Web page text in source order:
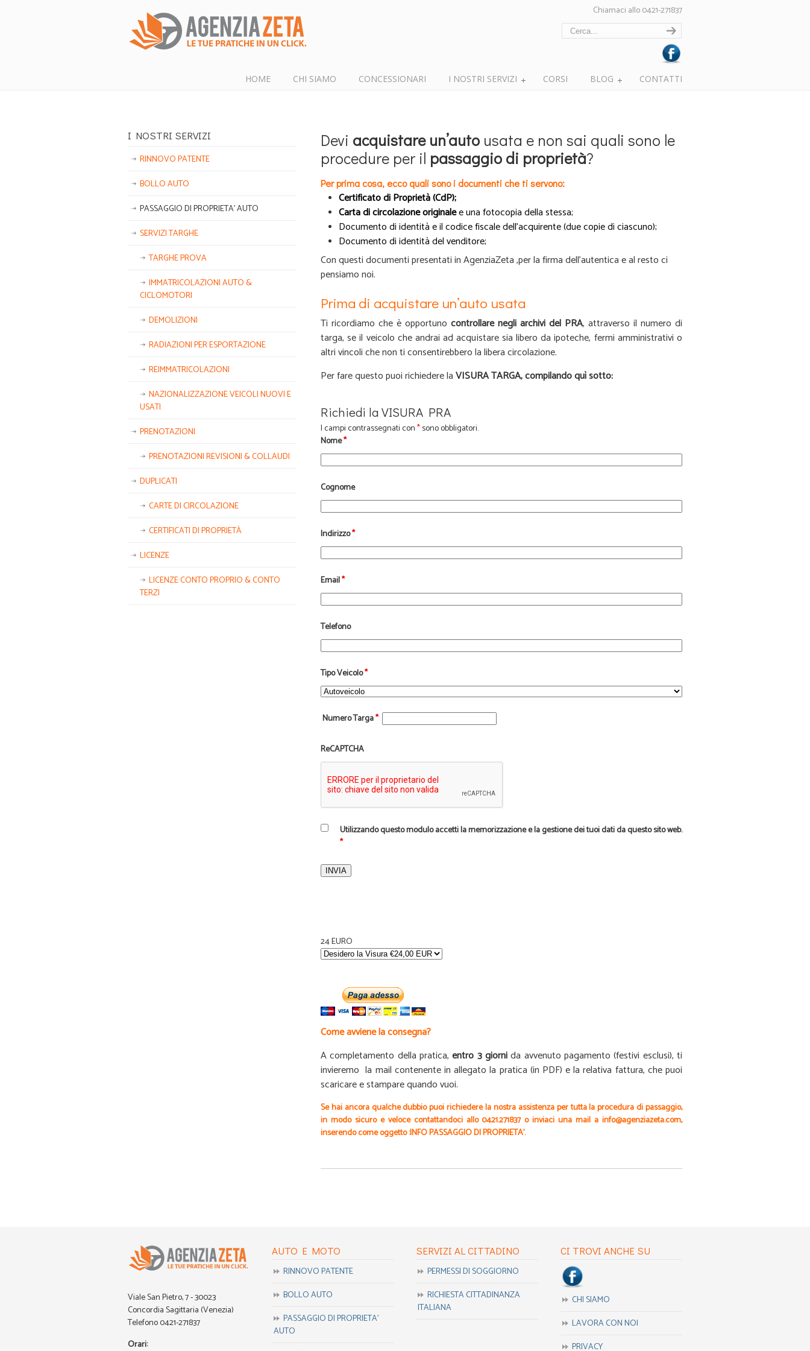
Chiamaci allo 0421-271837
HOME CHI SIAMO CONCESSIONARI I NOSTRI SERVIZI CORSI BLOG CONTATTI
Devi acquistare un’auto usata e non sai quali sono le
procedure per il passaggio di proprietà?
Per prima cosa, ecco quali sono i documenti che ti servono:
Certificato di Proprietà (CdP);
Carta di circolazione originalee una fotocopia della stessa;
Documento di identità e il codice fiscale dell’acquirente (due copie di ciascuno);
Documento di identità del venditore;
Con questi documenti presentati in AgenziaZeta ,per la firma dell’autentica e al resto ci
pensiamo noi.
Prima di acquistare un’auto usata
Ti ricordiamo che è opportuno controllare negli archivi del PRA, attraverso il numero di
targa, se il veicolo che andrai ad acquistare sia libero da ipoteche, fermi amministrativi o
altri vincoli che non ti consentirebbero la libera circolazione.
Per fare questo puoi richiedere laVISURA TARGA, compilando quì sotto:
Richiedi la VISURA PRA
I campi contrassegnati con*sono obbligatori.
Nome*
Cognome
Indirizzo*
Email*
Telefono
Tipo Veicolo*
Numero Targa*
ReCAPTCHA
Utilizzando questo modulo accetti la memorizzazione e la gestione dei tuoi dati da questo sito web.
*
24 EURO
Come avviene la consegna?
A completamento della pratica, entro 3 giornida avvenuto pagamento (festivi esclusi), ti
invieremo la mail contenente in allegato la pratica (in PDF) e la relativa fattura, che puoi
scaricare e stampare quando vuoi.
Se hai ancora qualche dubbio puoi richiedere la nostra assistenza per tutta la procedura di passaggio,
in modo sicuro e veloce contattandoci allo 0421.271837 o inviaci una mail a info@agenziazeta.com,
inserendo come oggetto :INFO PASSAGGIO DI PROPRIETA’.
I NOSTRI SERVIZI
RINNOVO PATENTE
BOLLO AUTO
PASSAGGIO DI PROPRIETA’ AUTO
SERVIZI TARGHE
TARGHE PROVA
IMMATRICOLAZIONI AUTO &
CICLOMOTORI
DEMOLIZIONI
RADIAZIONI PER ESPORTAZIONE
REIMMATRICOLAZIONI
NAZIONALIZZAZIONE VEICOLI NUOVI E
USATI
PRENOTAZIONI
PRENOTAZIONI REVISIONI & COLLAUDI
DUPLICATI
CARTE DI CIRCOLAZIONE
CERTIFICATI DI PROPRIETÀ
LICENZE
LICENZE CONTO PROPRIO & CONTO
TERZI
Viale San Pietro, 7 - 30023
Concordia Sagittaria (Venezia)
Telefono 0421-271837
Orari:
AUTO E MOTO
RINNOVO PATENTE
BOLLO AUTO
PASSAGGIO DI PROPRIETA’
AUTO
SERVIZI AL CITTADINO
PERMESSI DI SOGGIORNO
RICHIESTA CITTADINANZA
ITALIANA
CI TROVI ANCHE SU
CHI SIAMO
LAVORA CON NOI
PRIVACY